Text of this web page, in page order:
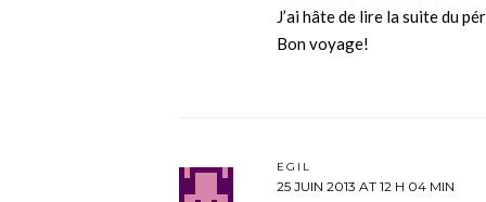
J’ai hâte de lire la suite du
Bon voyage!
EGIL
25 JUIN 2013 AT 12 H 04 MIN